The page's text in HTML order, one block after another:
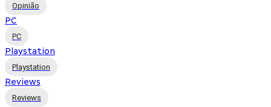
Opinião
PC
PC
Playstation
Playstation
Reviews
Reviews